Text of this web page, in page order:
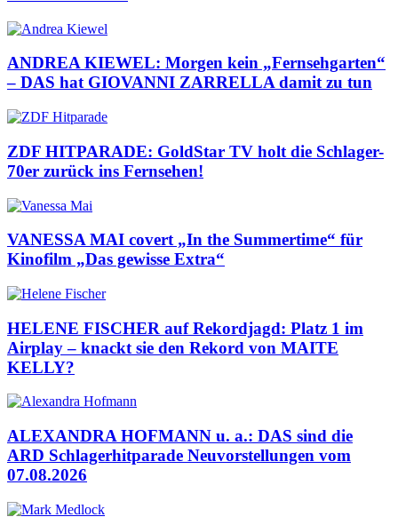
ANDREA KIEWEL: Morgen kein „Fernsehgarten“
– DAS hat GIOVANNI ZARRELLA damit zu tun
ZDF HITPARADE: GoldStar TV holt die Schlager-
70er zurück ins Fernsehen!
VANESSA MAI covert „In the Summertime“ für
Kinofilm „Das gewisse Extra“
HELENE FISCHER auf Rekordjagd: Platz 1 im
Airplay – knackt sie den Rekord von MAITE
KELLY?
ALEXANDRA HOFMANN u. a.: DAS sind die
ARD Schlagerhitparade Neuvorstellungen vom
07.08.2026